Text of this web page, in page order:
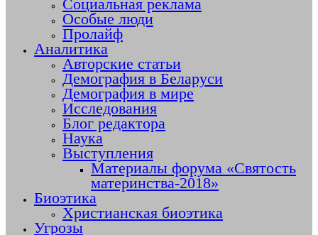
Социальная реклама
Особые люди
Пролайф
Аналитика
Авторские статьи
Демография в Беларуси
Демография в мире
Исследования
Блог редактора
Наука
Выступления
Материалы форума «Святость
материнства-2018»
Биоэтика
Христианская биоэтика
Угрозы